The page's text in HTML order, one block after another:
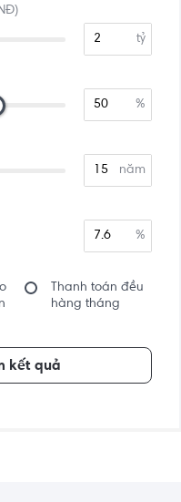
tỷ
%
năm
%
Thanh toán đều
hàng tháng
kết quả